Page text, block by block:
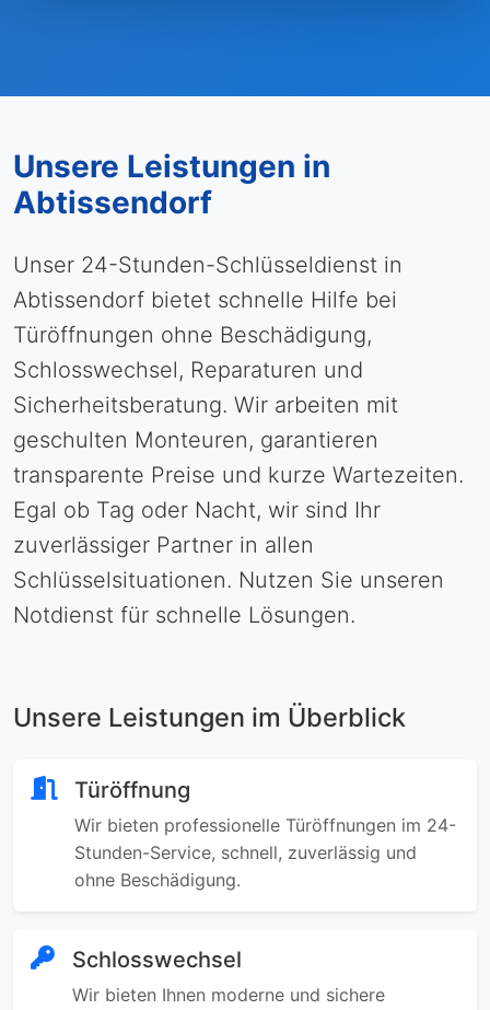
Unsere Leistungen in
Abtissendorf
Unser 24-Stunden-Schlüsseldienst in
Abtissendorf bietet schnelle Hilfe bei
Türöffnungen ohne Beschädigung,
Schlosswechsel, Reparaturen und
Sicherheitsberatung. Wir arbeiten mit
geschulten Monteuren, garantieren
transparente Preise und kurze Wartezeiten.
Egal ob Tag oder Nacht, wir sind Ihr
zuverlässiger Partner in allen
Schlüsselsituationen. Nutzen Sie unseren
Notdienst für schnelle Lösungen.
Unsere Leistungen im Überblick
Türöffnung
Wir bieten professionelle Türöffnungen im 24-
Stunden-Service, schnell, zuverlässig und
ohne Beschädigung.
Schlosswechsel
Wir bieten Ihnen moderne und sichere